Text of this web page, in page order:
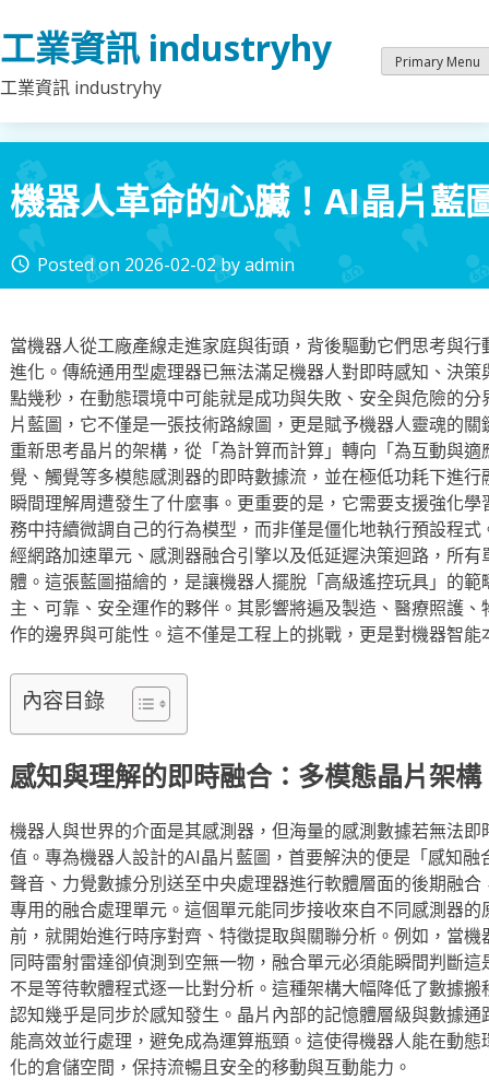
to
content
工業資訊 industryhy
工業資訊 industryhy
Primary Menu
機器人革命的心臟！AI晶片藍
access_time Posted on 2026-02-02byadmin
當機器人從工廠產線走進家庭與街頭，背後驅動它們思考與
進化。傳統通用型處理器已無法滿足機器人對即時感知、決
點幾秒，在動態環境中可能就是成功與失敗、安全與危險的
片藍圖，它不僅是一張技術路線圖，更是賦予機器人靈魂的
重新思考晶片的架構，從「為計算而計算」轉向「為互動與
覺、觸覺等多模態感測器的即時數據流，並在極低功耗下進
瞬間理解周遭發生了什麼事。更重要的是，它需要支援強化
務中持續微調自己的行為模型，而非僅是僵化地執行預設程
經網路加速單元、感測器融合引擎以及低延遲決策迴路，所
體。這張藍圖描繪的，是讓機器人擺脫「高級遙控玩具」的
主、可靠、安全運作的夥伴。其影響將遍及製造、醫療照護
作的邊界與可能性。這不僅是工程上的挑戰，更是對機器智
內容目錄
感知與理解的即時融合：多模態晶片架構
機器人與世界的介面是其感測器，但海量的感測數據若無法
值。專為機器人設計的AI晶片藍圖，首要解決的便是「感知
聲音、力覺數據分別送至中央處理器進行軟體層面的後期融
專用的融合處理單元。這個單元能同步接收來自不同感測器
前，就開始進行時序對齊、特徵提取與關聯分析。例如，當
同時雷射雷達卻偵測到空無一物，融合單元必須能瞬間判斷
不是等待軟體程式逐一比對分析。這種架構大幅降低了數據
認知幾乎是同步於感知發生。晶片內部的記憶體層級與數據
能高效並行處理，避免成為運算瓶頸。這使得機器人能在動
化的倉儲空間，保持流暢且安全的移動與互動能力。